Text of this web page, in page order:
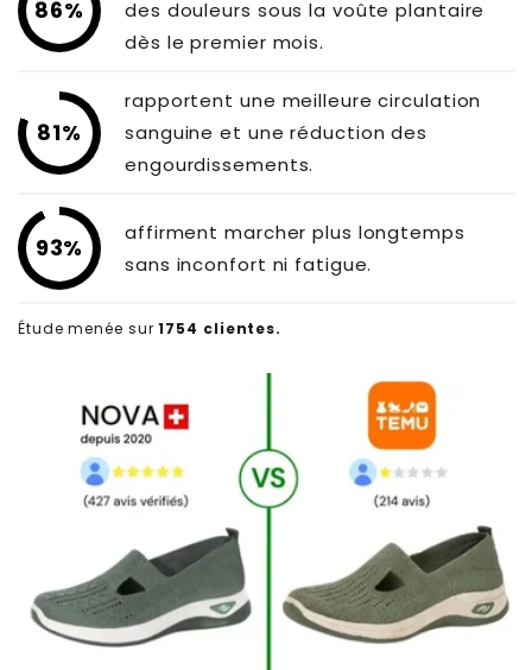
86%
des douleurs sous la voûte plantaire
dès le premier mois.
81%
rapportent une meilleure circulation
sanguine et une réduction des
engourdissements.
93%
affirment marcher plus longtemps
sans inconfort ni fatigue.
Étude menée sur 1754 clientes.